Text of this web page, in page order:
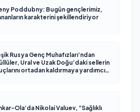
Poddubny: Bugün gençlerimiz,
karakterini şekillendiriyor
Rusya Genç Muhafızları’ndan
Ural ve Uzak Doğu’daki sellerin
ortadan kaldırmaya yardımcı
Ola’da Nikolai Valuev, “Sağlıklı